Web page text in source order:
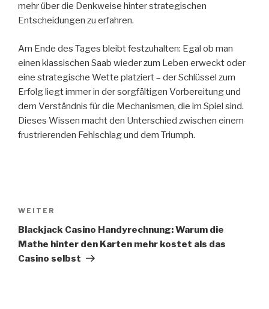
mehr über die Denkweise hinter strategischen
Entscheidungen zu erfahren.
Am Ende des Tages bleibt festzuhalten: Egal ob man
einen klassischen Saab wieder zum Leben erweckt oder
eine strategische Wette platziert – der Schlüssel zum
Erfolg liegt immer in der sorgfältigen Vorbereitung und
dem Verständnis für die Mechanismen, die im Spiel sind.
Dieses Wissen macht den Unterschied zwischen einem
frustrierenden Fehlschlag und dem Triumph.
Nächster
Beitrag
WEITER
Blackjack Casino Handyrechnung: Warum die
Mathe hinter den Karten mehr kostet als das
Casino selbst